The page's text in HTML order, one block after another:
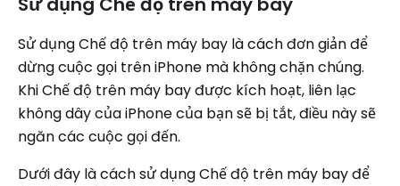
Sử dụng Chế độ trên máy bay là cách đơn giản để
dừng cuộc gọi trên iPhone mà không chặn chúng.
Khi Chế độ trên máy bay được kích hoạt, liên lạc
không dây của iPhone của bạn sẽ bị tắt, điều này sẽ
ngăn các cuộc gọi đến.
Dưới đây là cách sử dụng Chế độ trên máy bay để